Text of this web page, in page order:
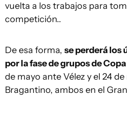
vuelta a los trabajos para
competición..
De esa forma, se perderá los
por la fase de grupos de
de mayo ante Vélez y el 24
Bragantino, ambos en el